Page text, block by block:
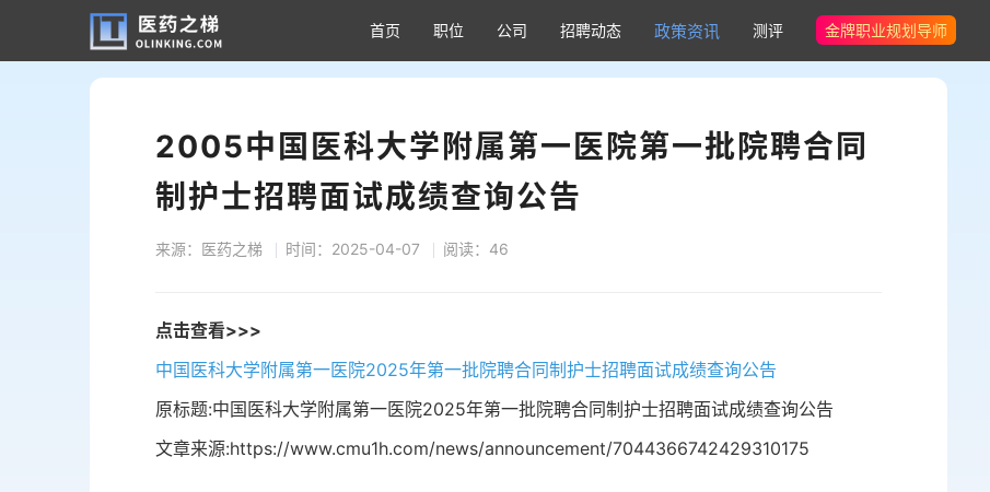
首页 职位 公司 招聘动态 政策资讯 测评 金牌职业规划导师
2005中国医科大学附属第一医院第一批院聘合同
制护士招聘面试成绩查询公告
来源：医药之梯 时间：2025-04-07 阅读：46
点击查看>>>
中国医科大学附属第一医院2025年第一批院聘合同制护士招聘面试成绩查询公告
原标题:中国医科大学附属第一医院2025年第一批院聘合同制护士招聘面试成绩查询公告
文章来源:https://www.cmu1h.com/news/announcement/7044366742429310175